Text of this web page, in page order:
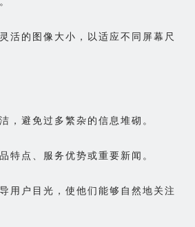
活的图像大小，以适应不同屏幕尺
，避免过多繁杂的信息堆砌。
特点、服务优势或重要新闻。
用户目光，使他们能够自然地关注